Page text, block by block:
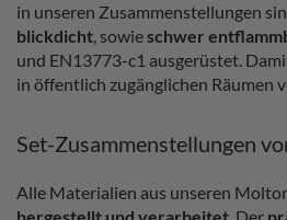
in unseren Zusammenstellungen
blickdicht, sowieschwer
und EN13773-c1 ausgerüstet.
in öffentlich zugänglichen Räumen
Set-Zusammenstellungen
Alle Materialien aus unseren